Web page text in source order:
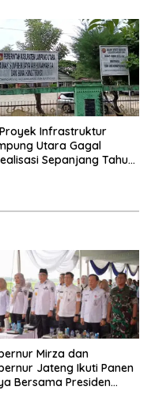
Infrastruktur
Utara Gagal
Sepanjang Tahun
Mirza dan
Jateng Ikuti Panen
Bersama Presiden